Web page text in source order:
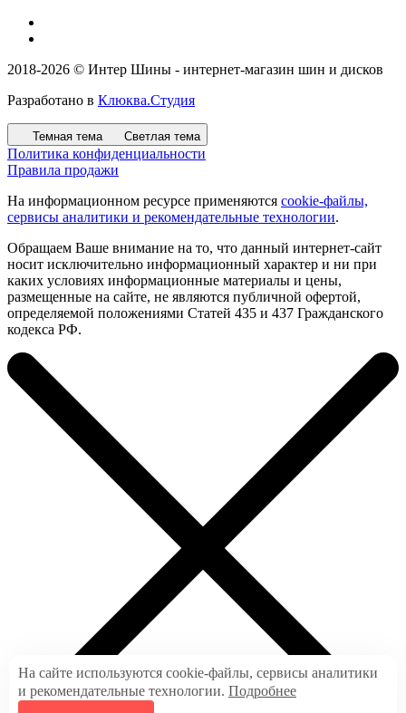
2018-2026 © Интер Шины - интернет-магазин шин и дисков
Разработано в Клюква.Студия
Темная тема Светлая тема
Политика конфиденциальности
Правила продажи
На информационном ресурсе применяются cookie-файлы,
сервисы аналитики и рекомендательные технологии.
Обращаем Ваше внимание на то, что данный интернет-сайт
носит исключительно информационный характер и ни при
каких условиях информационные материалы и цены,
размещенные на сайте, не являются публичной офертой,
определяемой положениями Статей 435 и 437 Гражданского
кодекса РФ.
На сайте используются cookie-файлы, сервисы аналитики
и рекомендательные технологии. Подробнее